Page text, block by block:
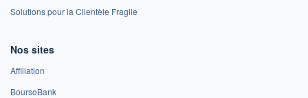
Solutions pour la Clientèle Fragile
Nos sites
Affiliation
BoursoBank